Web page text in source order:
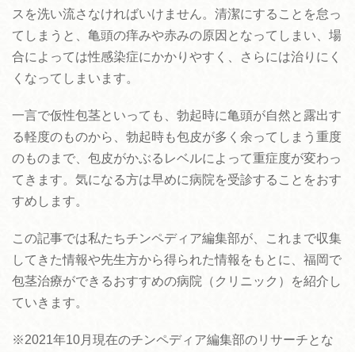
スを洗い流さなければいけません。清潔にすることを怠っ
てしまうと、亀頭の痒みや赤みの原因となってしまい、場
合によっては性感染症にかかりやすく、さらには治りにく
くなってしまいます。
一言で仮性包茎といっても、勃起時に亀頭が自然と露出す
る軽度のものから、勃起時も包皮が多く余ってしまう重度
のものまで、包皮がかぶるレベルによって重症度が変わっ
てきます。気になる方は早めに病院を受診することをおす
すめします。
この記事では私たちチンペディア編集部が、これまで収集
してきた情報や先生方から得られた情報をもとに、福岡で
包茎治療ができるおすすめの病院（クリニック）を紹介し
ていきます。
※2021年10月現在のチンペディア編集部のリサーチとな